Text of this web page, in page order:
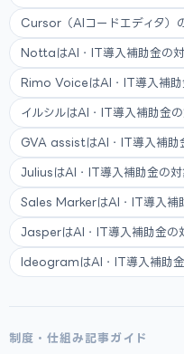
Cursor（AIコードエディタ）
NottaはAI・IT導入補助金の
Rimo VoiceはAI・IT導入補助
イルシルはAI・IT導入補助金
GVA assistはAI・IT導入補助
JuliusはAI・IT導入補助金の
Sales MarkerはAI・IT導入補
JasperはAI・IT導入補助金の
IdeogramはAI・IT導入補助金
制度・仕組み記事ガイド